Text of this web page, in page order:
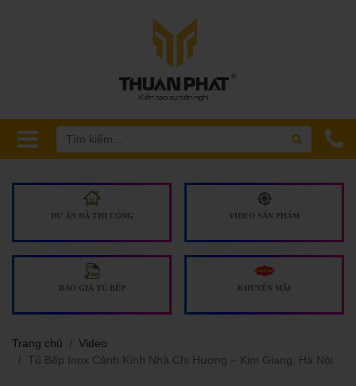
DỰ ÁN ĐÃ THI CÔNG VIDEO SẢN PHẨM
BÁO GIÁ TỦ BẾP KHUYẾN MÃI
Trang chủ
Video
Tủ Bếp Inox Cánh Kính Nhà Chị Hương – Kim Giang, Hà Nội